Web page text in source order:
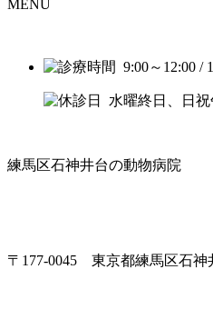
MENU
9:00～12:00 /
水曜終日、日祝
練馬区石神井台の動物病院
〒177-0045 東京都練馬区石神